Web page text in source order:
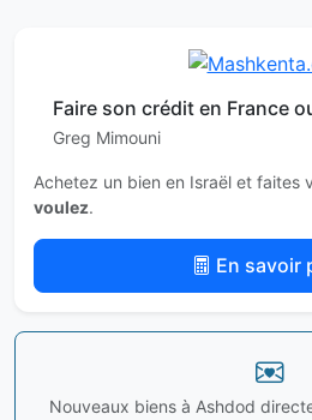
Faire son crédit en France
Greg Mimouni
Achetez un bien en Israël et faites
voulez.
En savoir
Nouveaux biens à Ashdod